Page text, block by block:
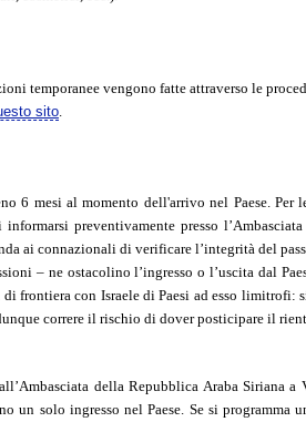
temporanee vengono fatte attraverso le
sito.
6 mesi al momento dell'arrivo nel Paese.
preventivamente presso
ai connazionali di verificare l’integrità del
– ne ostacolino l’ingresso o l’uscita dal
frontiera con Israele di Paesi ad esso limitrofi:
correre il rischio di dover posticipare il
della Repubblica Araba Siriana a
solo ingresso nel Paese. Se si programma